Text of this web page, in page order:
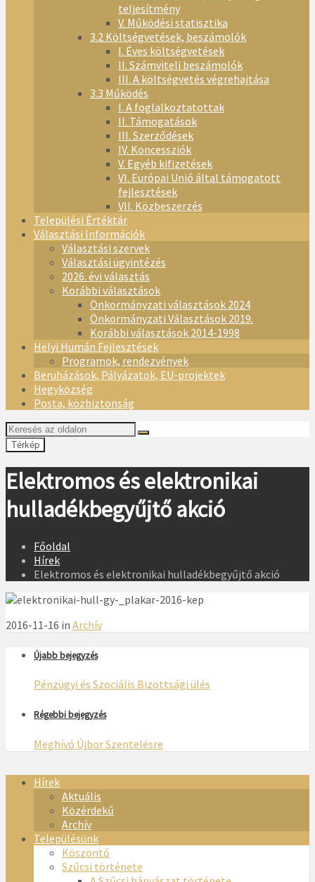
teljesítmény
V. Működési statisztika
3.2 Költségvetések, beszámolók
I. Éves költségvetések
II. Számviteli beszámolók
III. A költségvetés végrehajtása
3.3 Működés
I. A foglalkoztatottak
II. Támogatások
III. Szerződések
IV. Koncessziók
V. Egyéb kifizetések
VI. Európai Unió által támogatott
fejlesztések
VII. Közbeszerzés
Települési Értéktár
Választási Információk
Választási szervek
Választási ügyintézés
2026. évi választás
Korábbi választások
Önkormányzati választások 2024
Önkormányzati Választások 2019.
Korábbi választások 2014-1998
Helyi Humán Fejlesztések
Programok, rendezvények
Beruházások, Pályázatok, EU-projektek
Hegyközség
Posta, közbiztonság
Térkép
Elektromos és elektronikai
hulladékbegyűjtő akció
Főoldal
Hírek
Elektromos és elektronikai hulladékbegyűjtő akció
2016-11-16 in Archív
Újabb bejegyzés
Pénzügyi és Szociális Bizottsági ülés
Régebbi bejegyzés
Meghívó Újbor Szentelésre
Hírek
Aktuális
Közérdekű
Archív
Településünk
Köszöntő
Szűcsi története